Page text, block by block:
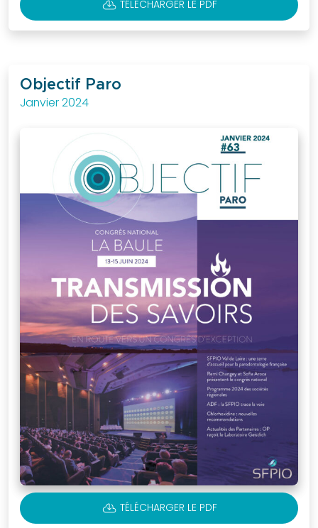
CLOUD_DOWNLOAD TÉLÉCHARGER LE PDF
Objectif Paro
Janvier 2024
CLOUD_DOWNLOAD TÉLÉCHARGER LE PDF